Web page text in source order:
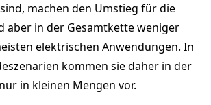
machen den Umstieg für die
aber in der Gesamtkette weniger
elektrischen Anwendungen. In
kommen sie daher in der
in kleinen Mengen vor.